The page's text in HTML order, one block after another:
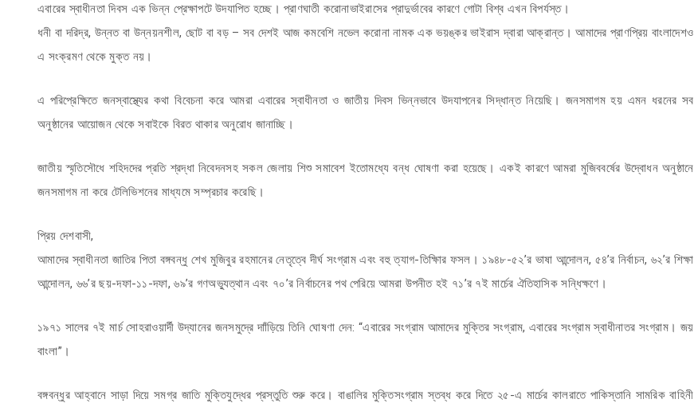
এবারের স্বাধীনতা দিবস এক ভিন্ন প্রেক্ষাপটে উদযাপিত হচ্ছে। প্রাণঘাতী করোনাভাইরাসের প্রাদুর্ভাবের কারণে গোটা বিশ্ব এখন বিপর্যস্ত।
ধনী বা দরিদ্র, উন্নত বা উন্নয়নশীল, ছোট বা বড় – সব দেশই আজ কমবেশি নভেল করোনা নামক এক ভয়ঙ্কর ভাইরাস দ্বারা আক্রান্ত। আমাদের প্রাণপ্রিয় বাংলাদেশও
এ সংক্রমণ থেকে মুক্ত নয়।
এ পরিপ্রেক্ষিতে জনস্বাস্থ্যের কথা বিবেচনা করে আমরা এবারের স্বাধীনতা ও জাতীয় দিবস ভিন্নভাবে উদযাপনের সিদ্ধান্ত নিয়েছি। জনসমাগম হয় এমন ধরনের সব
অনুষ্ঠানের আয়োজন থেকে সবাইকে বিরত থাকার অনুরোধ জানাচ্ছি।
জাতীয় স্মৃতিসৌধে শহিদদের প্রতি শ্রদ্ধা নিবেদনসহ সকল জেলায় শিশু সমাবেশ ইতোমধ্যে বন্ধ ঘোষণা করা হয়েছে। একই কারণে আমরা মুজিববর্ষের উদ্বোধন অনুষ্ঠানে
জনসমাগম না করে টেলিভিশনের মাধ্যমে সম্প্রচার করেছি।
প্রিয় দেশবাসী,
আমাদের স্বাধীনতা জাতির পিতা বঙ্গবন্ধু শেখ মুজিবুর রহমানের নেতৃত্বে দীর্ঘ সংগ্রাম এবং বহু ত্যাগ-তিক্ষিার ফসল। ১৯৪৮-৫২’র ভাষা আন্দোলন, ৫৪’র নির্বাচন, ৬২’র শিক্ষা
আন্দোলন, ৬৬’র ছয়-দফা-১১-দফা, ৬৯’র গণঅভ্যুত্থান এবং ৭০’র নির্বাচনের পথ পেরিয়ে আমরা উপনীত হই ৭১’র ৭ই মার্চের ঐতিহাসিক সন্ধিক্ষণে।
১৯৭১ সালের ৭ই মার্চ সোহরাওয়ার্দী উদ্যানের জনসমুদ্রে দাাঁড়িয়ে তিনি ঘোষণা দেন: “এবারের সংগ্রাম আমাদের মুক্তির সংগ্রাম, এবারের সংগ্রাম স্বাধীনাতর সংগ্রাম। জয়
বাংলা”।
বঙ্গবন্ধুর আহ্বানে সাড়া দিয়ে সমগ্র জাতি মুক্তিযুদ্ধের প্রস্তুতি শুরু করে। বাঙালির মুক্তিসংগ্রাম স্তব্ধ করে দিতে ২৫-এ মার্চের কালরাতে পাকিস্তানি সামরিক বাহিনী